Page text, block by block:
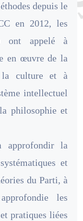
depuis le
en 2012, les
ont appelé à
en œuvre de la
culture et à
intellectuel
philosophie et
approfondir la
et
du Parti, à
les
pratiques liées